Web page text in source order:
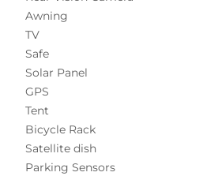
Awning
TV
Safe
Solar Panel
GPS
Tent
Bicycle Rack
Satellite dish
Parking Sensors